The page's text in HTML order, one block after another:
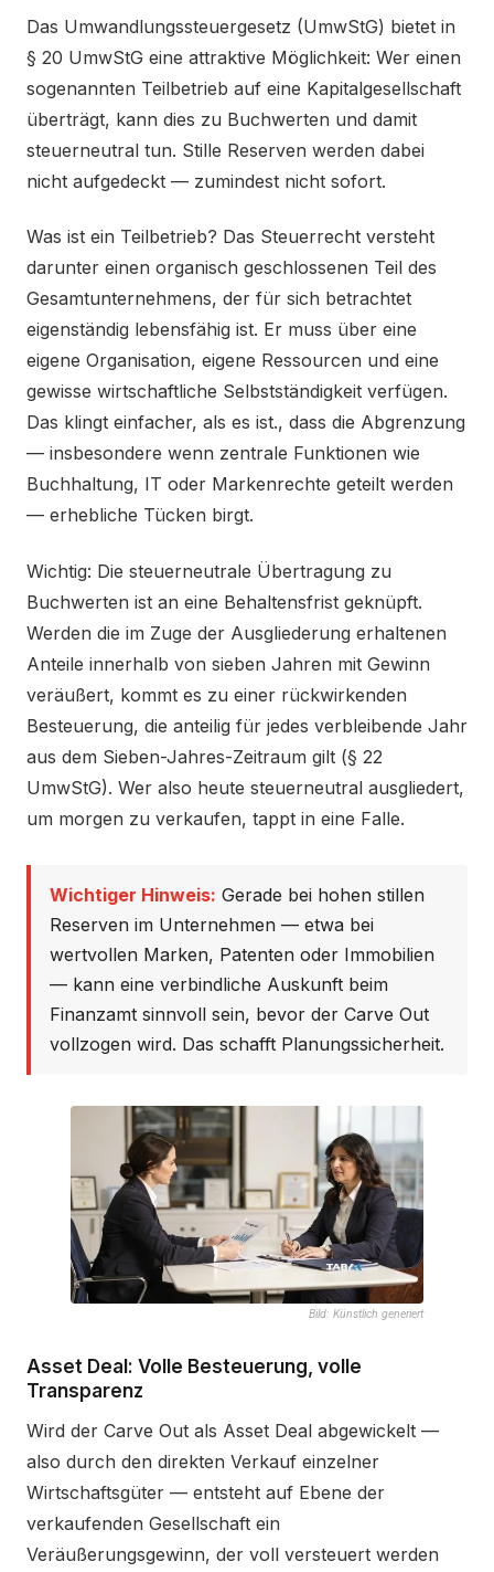
Das Umwandlungssteuergesetz (UmwStG) bietet in
§ 20 UmwStG eine attraktive Möglichkeit: Wer einen
sogenannten Teilbetrieb auf eine Kapitalgesellschaft
überträgt, kann dies zu Buchwerten und damit
steuerneutral tun. Stille Reserven werden dabei
nicht aufgedeckt — zumindest nicht sofort.
Was ist ein Teilbetrieb? Das Steuerrecht versteht
darunter einen organisch geschlossenen Teil des
Gesamtunternehmens, der für sich betrachtet
eigenständig lebensfähig ist. Er muss über eine
eigene Organisation, eigene Ressourcen und eine
gewisse wirtschaftliche Selbstständigkeit verfügen.
Das klingt einfacher, als es ist., dass die Abgrenzung
— insbesondere wenn zentrale Funktionen wie
Buchhaltung, IT oder Markenrechte geteilt werden
— erhebliche Tücken birgt.
Wichtig: Die steuerneutrale Übertragung zu
Buchwerten ist an eine Behaltensfrist geknüpft.
Werden die im Zuge der Ausgliederung erhaltenen
Anteile innerhalb von sieben Jahren mit Gewinn
veräußert, kommt es zu einer rückwirkenden
Besteuerung, die anteilig für jedes verbleibende Jahr
aus dem Sieben-Jahres-Zeitraum gilt (§ 22
UmwStG). Wer also heute steuerneutral ausgliedert,
um morgen zu verkaufen, tappt in eine Falle.
Wichtiger Hinweis: Gerade bei hohen stillen
Reserven im Unternehmen — etwa bei
wertvollen Marken, Patenten oder Immobilien
— kann eine verbindliche Auskunft beim
Finanzamt sinnvoll sein, bevor der Carve Out
vollzogen wird. Das schafft Planungssicherheit.
Bild: Künstlich generiert
Asset Deal: Volle Besteuerung, volle
Transparenz
Wird der Carve Out als Asset Deal abgewickelt —
also durch den direkten Verkauf einzelner
Wirtschaftsgüter — entsteht auf Ebene der
verkaufenden Gesellschaft ein
Veräußerungsgewinn, der voll versteuert werden